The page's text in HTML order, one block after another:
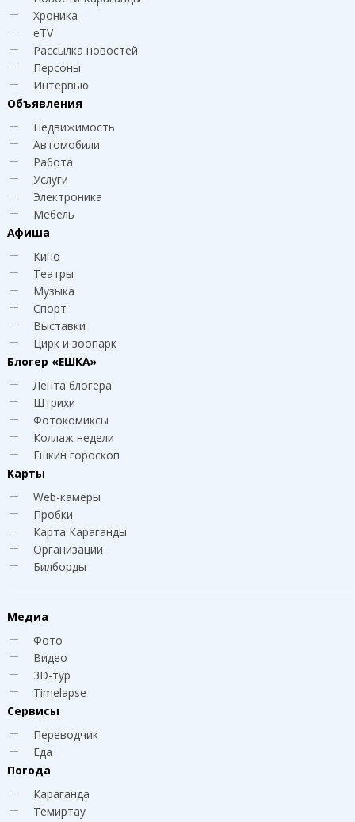
Хроника
eTV
Рассылка новостей
Персоны
Интервью
Объявления
Недвижимость
Автомобили
Работа
Услуги
Электроника
Мебель
Афиша
Кино
Театры
Музыка
Спорт
Выставки
Цирк и зоопарк
Блогер «ЕШКА»
Лента блогера
Штрихи
Фотокомиксы
Коллаж недели
Ешкин гороскоп
Карты
Web-камеры
Пробки
Карта Караганды
Организации
Билборды
Медиа
Фото
Видео
3D-тур
Timelapse
Сервисы
Переводчик
Еда
Погода
Караганда
Темиртау